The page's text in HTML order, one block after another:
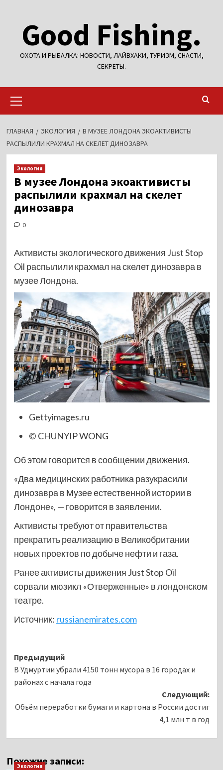
содержимому
Good Fishing.
ОХОТА И РЫБАЛКА: НОВОСТИ, ЛАЙВХАКИ, ТУРИЗМ, СНАСТИ,
СЕКРЕТЫ.
меню
ГЛАВНАЯ ЭКОЛОГИЯ
В МУЗЕЕ ЛОНДОНА ЭКОАКТИВИСТЫ
РАСПЫЛИЛИ КРАХМАЛ НА СКЕЛЕТ ДИНОЗАВРА
Экология
В музее Лондона экоактивисты
распылили крахмал на скелет
динозавра
0
Активисты экологического движения Just Stop
Oil распылили крахмал на скелет динозавра в
музее Лондона.
Gettyimages.ru
© CHUNYIP WONG
Об этом говорится в сообщении движения.
«Два медицинских работника разукрасили
динозавра в Музее естественной истории в
Лондоне», — говорится в заявлении.
Активисты требуют от правительства
прекратить реализацию в Великобритании
новых проектов по добыче нефти и газа.
Ранее активисты движения Just Stop Oil
сорвали мюзикл «Отверженные» в лондонском
театре.
Источник: russianemirates.com
Навигация
записи
Предыдущий
В Удмуртии убрали 4150 тонн мусора в 16 городах и
районах с начала года
Следующий:
Объём переработки бумаги и картона в России достиг
4,1 млн т в год
Похожие записи:
Экология